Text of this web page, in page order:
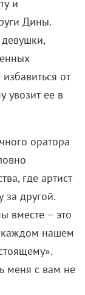
и
Дины.
от
увозит ее в
оратора
где артист
другой.
вместе – это
каждом нашем
меня с вам не